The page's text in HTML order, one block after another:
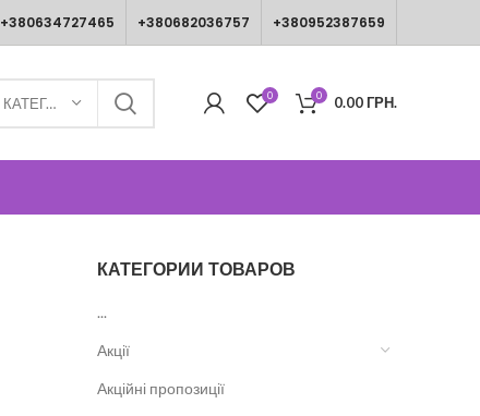
+380634727465 +380682036757 +380952387659
ВИБЕРІТЬ КАТЕГОРІЮ 0 0 0.00ГРН.
КАТЕГОРИИ ТОВАРОВ
...
Акції
Акційні пропозиції